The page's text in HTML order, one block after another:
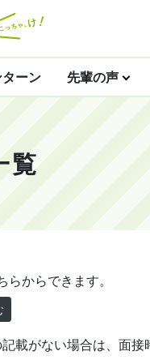
ーン 先輩の声
覧
からできます。
載がない場合は、面接